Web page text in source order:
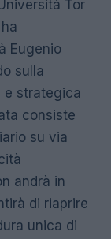
Tor
Eugenio
sulla
e strategica
consiste
su via
andrà in
di riaprire
unica di